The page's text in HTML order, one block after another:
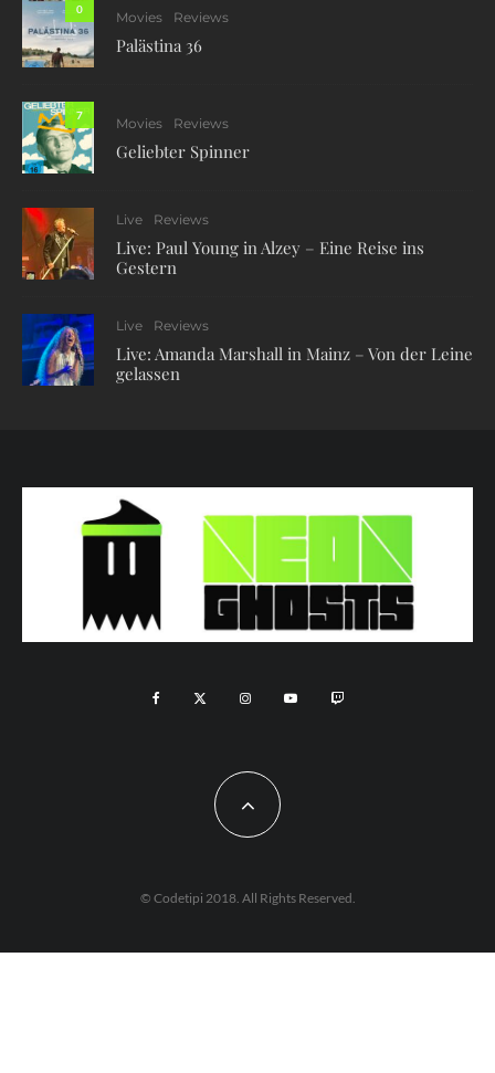
0
Movies Reviews
Palästina 36
7
Movies Reviews
Geliebter Spinner
Live Reviews
Live: Paul Young in Alzey – Eine Reise ins
Gestern
Live Reviews
Live: Amanda Marshall in Mainz – Von der Leine
gelassen
© Codetipi 2018. All Rights Reserved.